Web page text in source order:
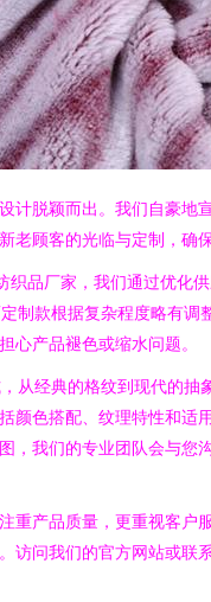
脱颖而出。我们自豪
顾客的光临与定制，确
品厂家，我们通过优化
制款根据复杂程度略有
心产品褪色或缩水问题。
经典的格纹到现代的
色搭配、纹理特性和
我们的专业团队会与
产品质量，更重视客
访问我们的官方网站或